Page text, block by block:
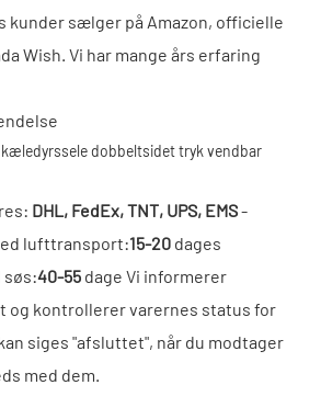
kunder sælger på Amazon, officielle
Wish. Vi har mange års erfaring
DHL, FedEx, TNT, UPS, EMS-
lufttransport:15-20 dages
40-55 dage Vi informerer
og kontrollerer varernes status for
siges "afsluttet", når du modtager
med dem.